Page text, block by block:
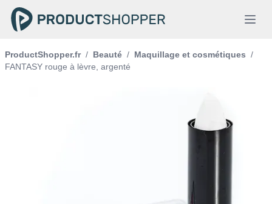
ProductShopper.fr / Beauté / Maquillage et cosmétiques /
FANTASY rouge à lèvre, argenté